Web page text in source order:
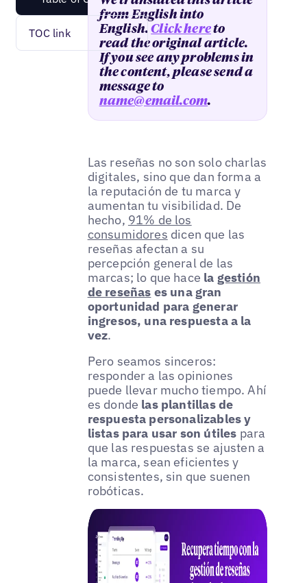
TOC link
from English into
English.Click hereto
read the original article.
If you see any problems in
the content, please send a
message to
name@email.com.
Las reseñas no son solo charlas
digitales, sino que dan forma a
la reputación de tu marca y
aumentan tu visibilidad. De
hecho, 91% de los
consumidores dicen que las
reseñas afectan a su
percepción general de las
marcas; lo que hace la gestión
de reseñas es una gran
oportunidad para generar
ingresos, una respuesta a la
vez.
Pero seamos sinceros:
responder a las opiniones
puede llevar mucho tiempo. Ahí
es donde las plantillas de
respuesta personalizables y
listas para usar son útiles para
que las respuestas se ajusten a
la marca, sean eficientes y
consistentes, sin que suenen
robóticas.